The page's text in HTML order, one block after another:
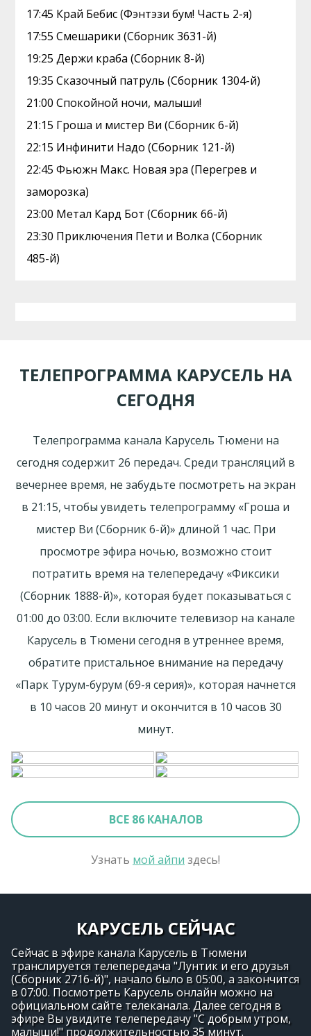
17:45 Край Бебис (Фэнтэзи бум! Часть 2-я)
17:55 Смешарики (Сборник 3631-й)
19:25 Держи краба (Сборник 8-й)
19:35 Сказочный патруль (Сборник 1304-й)
21:00 Спокойной ночи, малыши!
21:15 Гроша и мистер Ви (Сборник 6-й)
22:15 Инфинити Надо (Сборник 121-й)
22:45 Фьюжн Макс. Новая эра (Перегрев и
заморозка)
23:00 Метал Кард Бот (Сборник 66-й)
23:30 Приключения Пети и Волка (Сборник
485-й)
ТЕЛЕПРОГРАММА КАРУСЕЛЬ НА
СЕГОДНЯ
Телепрограмма канала Карусель Тюмени на
сегодня содержит 26 передач. Среди трансляций в
вечернее время, не забудьте посмотреть на экран
в 21:15, чтобы увидеть телепрограмму «Гроша и
мистер Ви (Сборник 6-й)» длиной 1 час. При
просмотре эфира ночью, возможно стоит
потратить время на телепередачу «Фиксики
(Сборник 1888-й)», которая будет показываться с
01:00 до 03:00. Если включите телевизор на канале
Карусель в Тюмени сегодня в утреннее время,
обратите пристальное внимание на передачу
«Парк Турум-бурум (69-я серия)», которая начнется
в 10 часов 20 минут и окончится в 10 часов 30
минут.
ВСЕ 86 КАНАЛОВ
Узнать мой айпи здесь!
КАРУСЕЛЬ СЕЙЧАС
Сейчас в эфире канала Карусель в Тюмени
транслируется телепередача "Лунтик и его друзья
(Сборник 2716-й)", начало было в 05:00, а закончится
в 07:00. Посмотреть Карусель онлайн можно на
официальном сайте телеканала. Далее сегодня в
эфире Вы увидите телепередачу "С добрым утром,
малыши!" продолжительностью 35 минут.